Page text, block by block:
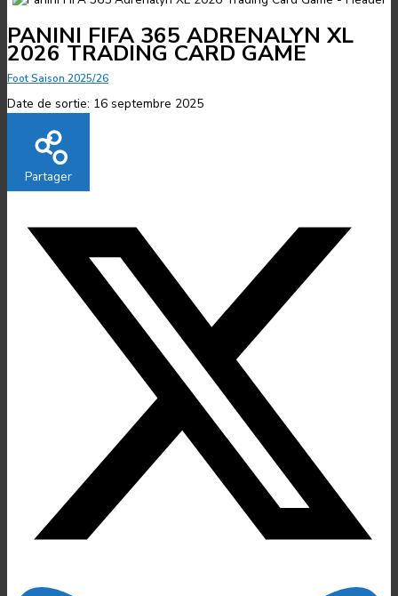
PANINI FIFA 365 ADRENALYN XL
2026 TRADING CARD GAME
Foot Saison 2025/26
Date de sortie: 16 septembre 2025
Partager